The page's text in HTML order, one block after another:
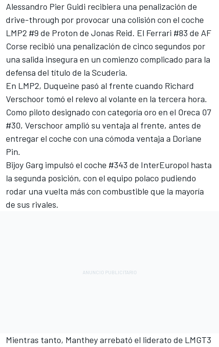
Alessandro Pier Guidi recibiera una penalización de
drive-through por provocar una colisión con el coche
LMP2 #9 de Proton de Jonas Reid. El Ferrari #83 de AF
Corse recibió una penalización de cinco segundos por
una salida insegura en un comienzo complicado para la
defensa del título de la Scuderia.
En LMP2, Duqueine pasó al frente cuando Richard
Verschoor tomó el relevo al volante en la tercera hora.
Como piloto designado con categoría oro en el Oreca 07
#30, Verschoor amplió su ventaja al frente, antes de
entregar el coche con una cómoda ventaja a Doriane
Pin.
Bijoy Garg impulsó el coche #343 de InterEuropol hasta
la segunda posición, con el equipo polaco pudiendo
rodar una vuelta más con combustible que la mayoría
de sus rivales.
Mientras tanto, Manthey arrebató el liderato de LMGT3